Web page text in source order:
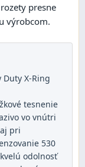
presne
výrobcom.
Duty X-Ring
tesnenie
vo vnútri
pri
530
odolnosť